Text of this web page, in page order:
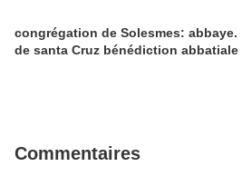
congrégation de Solesmes: abbaye.
de santa Cruz bénédiction abbatiale
Commentaires